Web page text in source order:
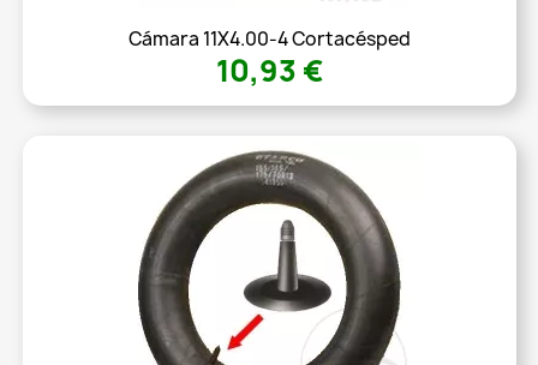
Cámara 11X4.00-4 Cortacésped
10,93 €